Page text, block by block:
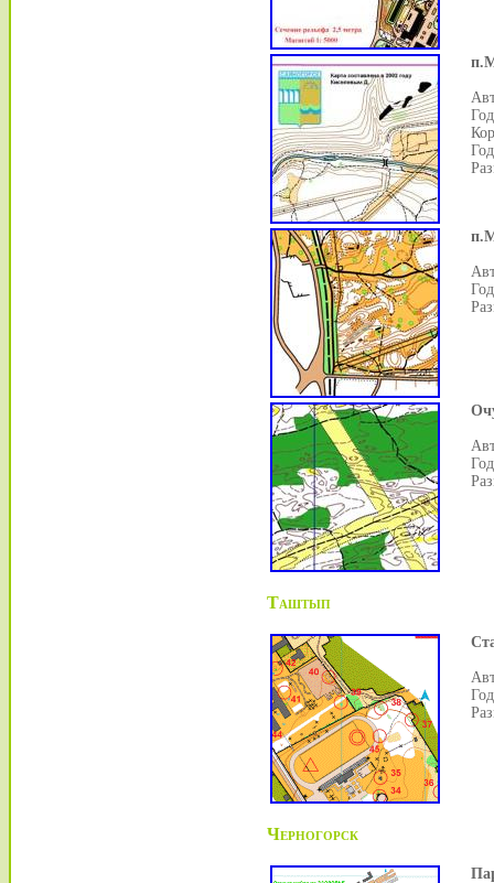
Таштып
Черногорск